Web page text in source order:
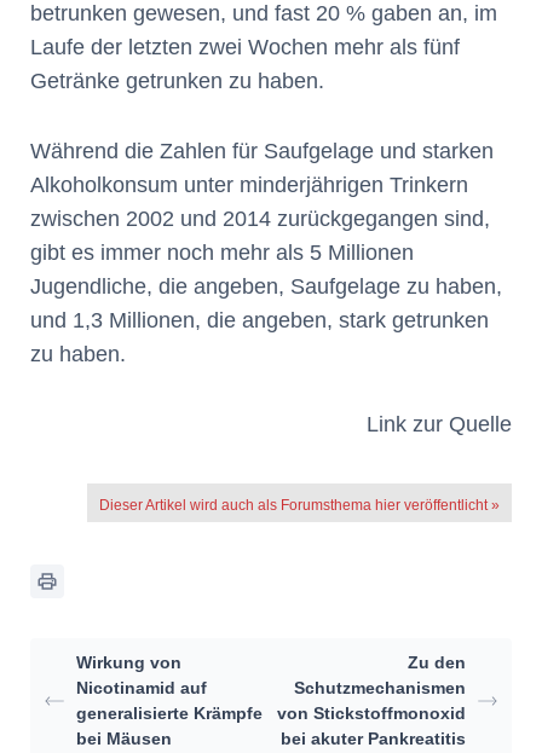
betrunken gewesen, und fast 20 % gaben an, im
Laufe der letzten zwei Wochen mehr als fünf
Getränke getrunken zu haben.
Während die Zahlen für Saufgelage und starken
Alkoholkonsum unter minderjährigen Trinkern
zwischen 2002 und 2014 zurückgegangen sind,
gibt es immer noch mehr als 5 Millionen
Jugendliche, die angeben, Saufgelage zu haben,
und 1,3 Millionen, die angeben, stark getrunken
zu haben.
Link zur Quelle
Dieser Artikel wird auch als Forumsthema hier veröffentlicht »
Wirkung von
Nicotinamid auf
generalisierte Krämpfe
bei Mäusen
Zu den
Schutzmechanismen
von Stickstoffmonoxid
bei akuter Pankreatitis